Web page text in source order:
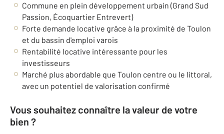
Commune en plein développement urbain (Grand Sud
Passion, Écoquartier Entrevert)
Forte demande locative grâce à la proximité de Toulon
et du bassin d'emploi varois
Rentabilité locative intéressante pour les
investisseurs
Marché plus abordable que Toulon centre ou le littoral,
avec un potentiel de valorisation confirmé
Vous souhaitez connaître la valeur de votre
bien ?